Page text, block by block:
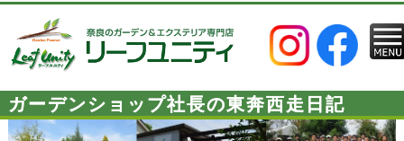
ガーデンショップ社長の東奔西走日記